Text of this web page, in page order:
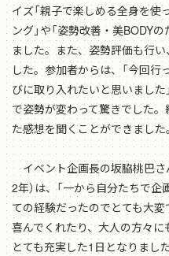
イズ「親子で楽しめる全身を
ング」や「姿勢改善・美BODY
ました。また、姿勢評価も行
した。参加者からは、「今回
びに取り入れたいと思いました
で姿勢が変わって驚きでした
た感想を聞くことができました
イベント企画長の坂脇桃巴さ
2年）は、「一から自分たちで
ての経験だったのでとても大
喜んでくれたり、大人の方々に
とても充実した1日となりまし